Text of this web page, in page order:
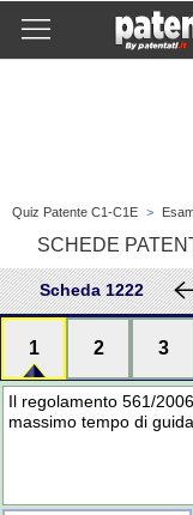
Quiz Patente C1-C1E >
SCHEDE
Scheda 1222
1 2 3
Il regolamento 561/
massimo tempo di